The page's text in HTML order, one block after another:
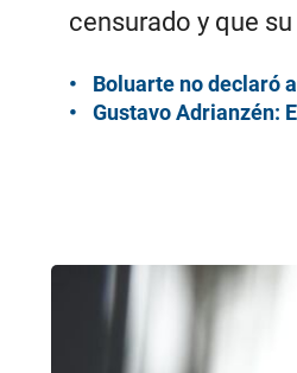
censurado y que
Boluarte no declaró
Gustavo Adrianzén: